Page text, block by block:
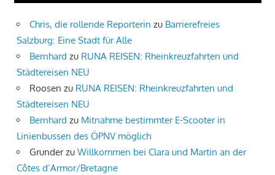
Chris, die rollende Reporterin zu Barrierefreies
Salzburg: Eine Stadt für Alle
Bernhard zu RUNA REISEN: Rheinkreuzfahrten und
Städtereisen NEU
Roosen zu RUNA REISEN: Rheinkreuzfahrten und
Städtereisen NEU
Bernhard zu Mitnahme bestimmter E-Scooter in
Linienbussen des ÖPNV möglich
Grunderzu Willkommen bei Clara und Martin an der
Côtes d’Armor/Bretagne